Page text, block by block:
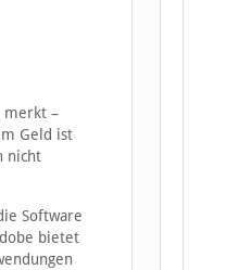
merkt –
Geld ist
nicht
Software
bietet